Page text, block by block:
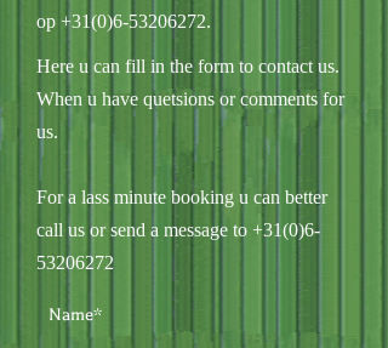
op +31(0)6-53206272.
Here u can fill in the form to contact us.
When u have quetsions or comments for
us.
For a lass minute booking u can better
call us or send a message to +31(0)6-
53206272
Name*